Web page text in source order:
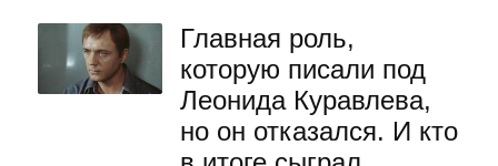
Главная роль,
которую писали под
Леонида Куравлева,
но он отказался. И кто